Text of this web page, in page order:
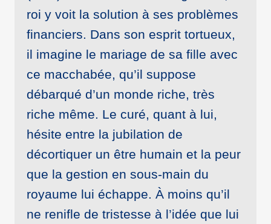
roi y voit la solution à ses problèmes
financiers. Dans son esprit tortueux,
il imagine le mariage de sa fille avec
ce macchabée, qu’il suppose
débarqué d’un monde riche, très
riche même. Le curé, quant à lui,
hésite entre la jubilation de
décortiquer un être humain et la peur
que la gestion en sous-main du
royaume lui échappe. À moins qu’il
ne renifle de tristesse à l’idée que lui